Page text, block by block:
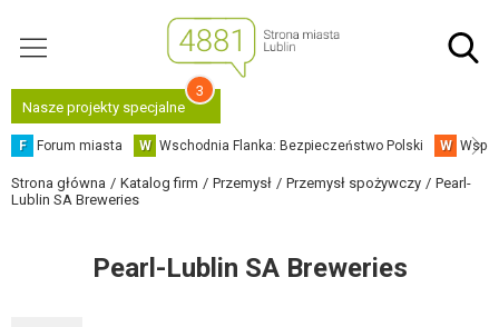
Nasze projekty specjalne
3
F Forum miasta W Wschodnia Flanka: Bezpieczeństwo Polski W
Strona główna Katalog firm Przemysł Przemysł spożywczy
Pearl-
Lublin SA Breweries
Pearl-Lublin SA Breweries